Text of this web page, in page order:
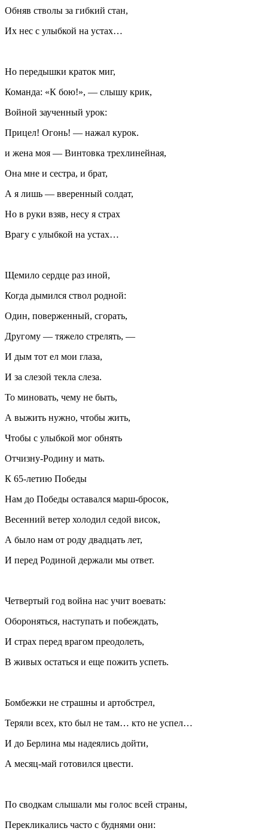
Обняв стволы за гибкий стан,
Их нес с улыбкой на устах…
Но передышки краток миг,
Команда: «К бою!», — слышу крик,
Войной заученный урок:
Прицел! Огонь! — нажал курок.
и жена моя — Винтовка трехлинейная,
Она мне и сестра, и брат,
А я лишь — вверенный солдат,
Но в руки взяв, несу я страх
Врагу с улыбкой на устах…
Щемило сердце раз иной,
Когда дымился ствол родной:
Один, поверженный, сгорать,
Другому — тяжело стрелять, —
И дым тот ел мои глаза,
И за слезой текла слеза.
То миновать, чему не быть,
А выжить нужно, чтобы жить,
Чтобы с улыбкой мог обнять
Отчизну-Родину и мать.
К 65-летию Победы
Нам до Победы оставался марш-бросок,
Весенний ветер холодил седой висок,
А было нам от роду двадцать лет,
И перед Родиной держали мы ответ.
Четвертый год война нас учит воевать:
Обороняться, наступать и побеждать,
И страх перед врагом преодолеть,
В живых остаться и еще пожить успеть.
Бомбежки не страшны и артобстрел,
Теряли всех, кто был не там… кто не успел…
И до Берлина мы надеялись дойти,
А месяц-май готовился цвести.
По сводкам слышали мы голос всей страны,
Перекликались часто с буднями они: